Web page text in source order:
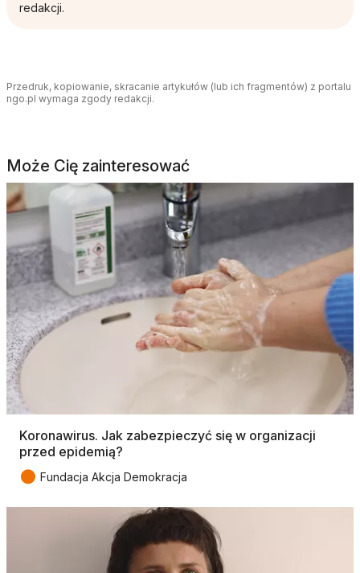
redakcji.
Przedruk, kopiowanie, skracanie artykułów (lub ich fragmentów) z portalu
ngo.pl wymaga zgody redakcji.
Może Cię zainteresować
Koronawirus. Jak zabezpieczyć się w organizacji
przed epidemią?
● Fundacja Akcja Demokracja